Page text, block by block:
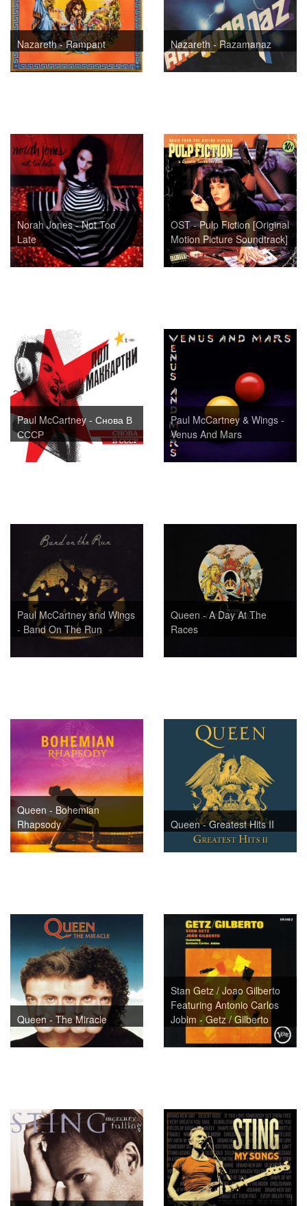
Nazareth - Rampant Nazareth - Razamanaz
Norah Jones - Not Too
Late
OST - Pulp Fiction [Original
Motion Picture Soundtrack]
Paul McCartney - Снова В
СССР
Paul McCartney & Wings -
Venus And Mars
Paul McCartney and Wings
- Band On The Run
Queen - A Day At The
Races
Queen - Bohemian
Rhapsody
Queen - Greatest Hits II
Queen - The Miracle
Stan Getz / Joao Gilberto
Featuring Antonio Carlos
Jobim - Getz / Gilberto